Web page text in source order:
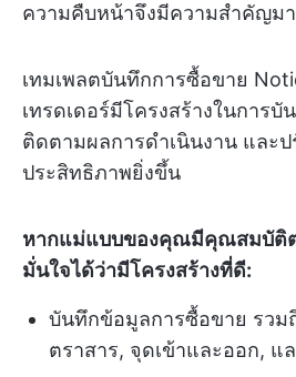
ความคืบหน้าจึงมีความสำคัญมา
เทมเพลตบันทึกการซื้อขาย
เทรดเดอร์มีโครงสร้างในการ
ติดตามผลการดำเนินงาน และ
ประสิทธิภาพยิ่งขึ้น
หากแม่แบบของคุณมีคุณสมบัติ
มั่นใจได้ว่ามีโครงสร้างที่ดี:
บันทึกข้อมูลการซื้อขาย รวม
ตราสาร, จุดเข้าและออก,